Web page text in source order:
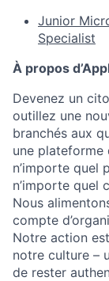
Junior
Specialist
À propos
Devenez un
outillez une
branchés aux
une plateforme
n’importe quel
n’importe quel
Nous
compte
Notre action
notre culture –
de rester